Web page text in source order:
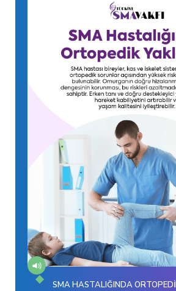
SMA HASTALIĞINDA